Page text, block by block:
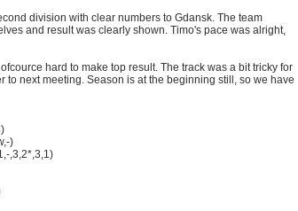
division with clear numbers to Gdansk. The team
and result was clearly shown. Timo's pace was alright,
hard to make top result. The track was a bit tricky for
to next meeting. Season is at the beginning still, so we have
)
,3,2*,3,1)